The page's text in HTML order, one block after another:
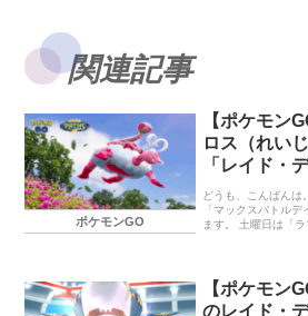
関連記事
ポケモンGO
【ポケモン
ロス（れい
「レイド・
す！
どうも、こんばんは
「マックスバトル
ます。 土曜日は「
の「レイド・デイ」
日はのんびりする予
ゅうフォルム）」の
【ポケモン
のレイド・